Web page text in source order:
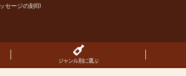
セージの刻印
ジャンル別に選ぶ